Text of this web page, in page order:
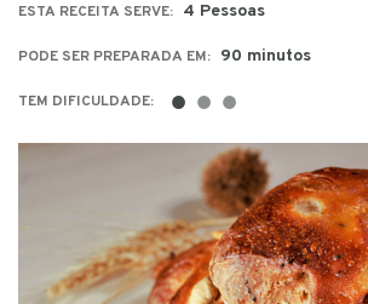
ESTA RECEITA SERVE: 4 Pessoas
PODE SER PREPARADA EM: 90 minutos
TEM DIFICULDADE: ● ● ●